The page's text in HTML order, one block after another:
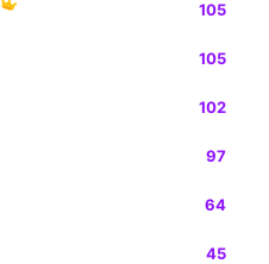
105
105
102
97
64
45